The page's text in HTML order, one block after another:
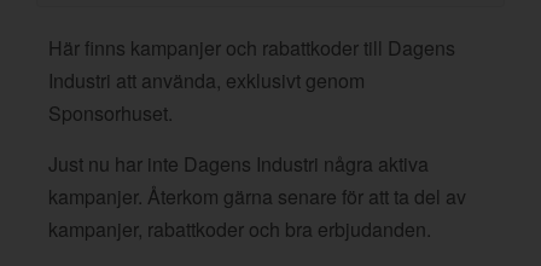
Här finns kampanjer och rabattkoder till Dagens
Industri att använda, exklusivt genom
Sponsorhuset.
Just nu har inte Dagens Industri några aktiva
kampanjer. Återkom gärna senare för att ta del av
kampanjer, rabattkoder och bra erbjudanden.